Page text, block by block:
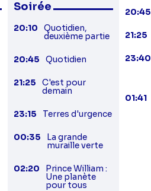
Soirée
20:10 Quotidien,
deuxième partie
20:45 Quotidien
21:25 C'est pour
demain
23:15 Terres d'urgence
00:35 La grande
muraille verte
02:20 Prince William :
Une planète
pour tous
20:45
21:25
23:40
01:41